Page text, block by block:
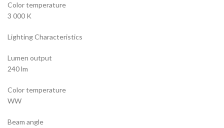
Color temperature
3 000 K
Lighting Characteristics
Lumen output
240 lm
Color temperature
WW
Beam angle